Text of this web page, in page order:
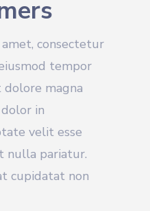
consectetur
tempor
magna
in
velit esse
nulla pariatur.
cupidatat non